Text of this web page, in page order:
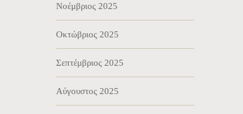
Νοέμβριος 2025
Οκτώβριος 2025
Σεπτέμβριος 2025
Αύγουστος 2025